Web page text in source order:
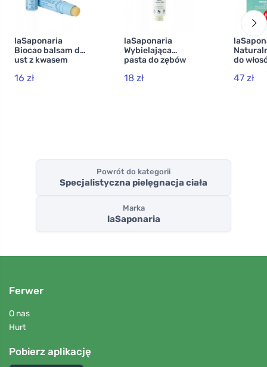
laSaponaria
Biocao balsam do
ust z kwasem
hialuronowym
BIO (5,7 ml)
16 zł
laSaponaria
Wybielająca
pasta do zębów
WonderWhite -
mięta i węgiel
18 zł
do
g) -
47 zł
Powrót do kategorii
Specjalistyczna pielęgnacja ciała
Marka
laSaponaria
Ferwer
O nas
Hurt
Pobierz aplikację